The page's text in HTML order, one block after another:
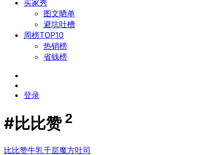
买家秀
图文晒单
避坑吐槽
周榜TOP10
热销榜
​省钱榜
登录
#比比赞 2
比比赞牛乳千层魔方吐司